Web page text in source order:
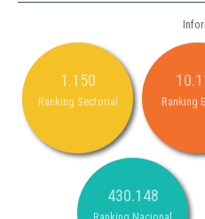
1.150
Ranking Sectorial Ranking
430.148